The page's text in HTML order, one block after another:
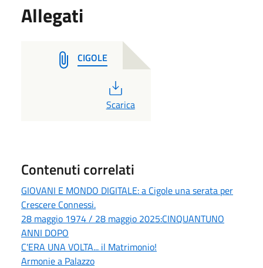
Allegati
CIGOLE
PDF
Scarica
Contenuti correlati
GIOVANI E MONDO DIGITALE: a Cigole una serata per
Crescere Connessi.
28 maggio 1974 / 28 maggio 2025:CINQUANTUNO
ANNI DOPO
C'ERA UNA VOLTA... il Matrimonio!
Armonie a Palazzo